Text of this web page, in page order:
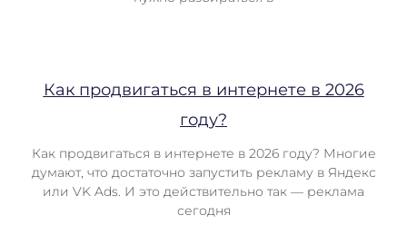
Как продвигаться в интернете в 2026
году?
Как продвигаться в интернете в 2026 году? Многие
думают, что достаточно запустить рекламу в Яндекс
или VK Ads. И это действительно так — реклама
сегодня